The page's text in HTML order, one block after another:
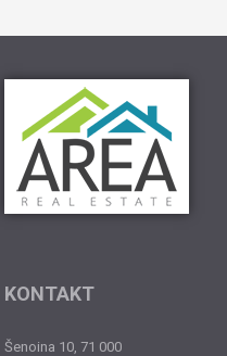
KONTAKT
Šenoina 10, 71 000